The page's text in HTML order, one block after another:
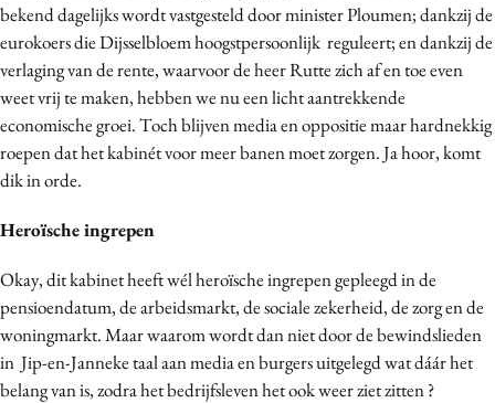
bekend dagelijks wordt vastgesteld door minister Ploumen; dankzij de
eurokoers die Dijsselbloem hoogstpersoonlijk reguleert; en dankzij de
verlaging van de rente, waarvoor de heer Rutte zich af en toe even
weet vrij te maken, hebben we nu een licht aantrekkende
economische groei. Toch blijven media en oppositie maar hardnekkig
roepen dat het kabinét voor meer banen moet zorgen. Ja hoor, komt
dik in orde.
Heroïsche ingrepen
Okay, dit kabinet heeft wél heroïsche ingrepen gepleegd in de
pensioendatum, de arbeidsmarkt, de sociale zekerheid, de zorg en de
woningmarkt. Maar waarom wordt dan niet door de bewindslieden
in Jip-en-Janneke taal aan media en burgers uitgelegd wat dáár het
belang van is, zodra het bedrijfsleven het ook weer ziet zitten ?